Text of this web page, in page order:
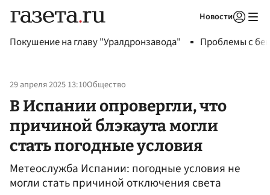
Новости
Покушение на главу "Уралдронзавода" Проблемы с
29 апреля 2025 13:10Общество
В Испании опровергли, что
причиной блэкаута могли
стать погодные условия
Метеослужба Испании: погодные условия не
могли стать причиной отключения света